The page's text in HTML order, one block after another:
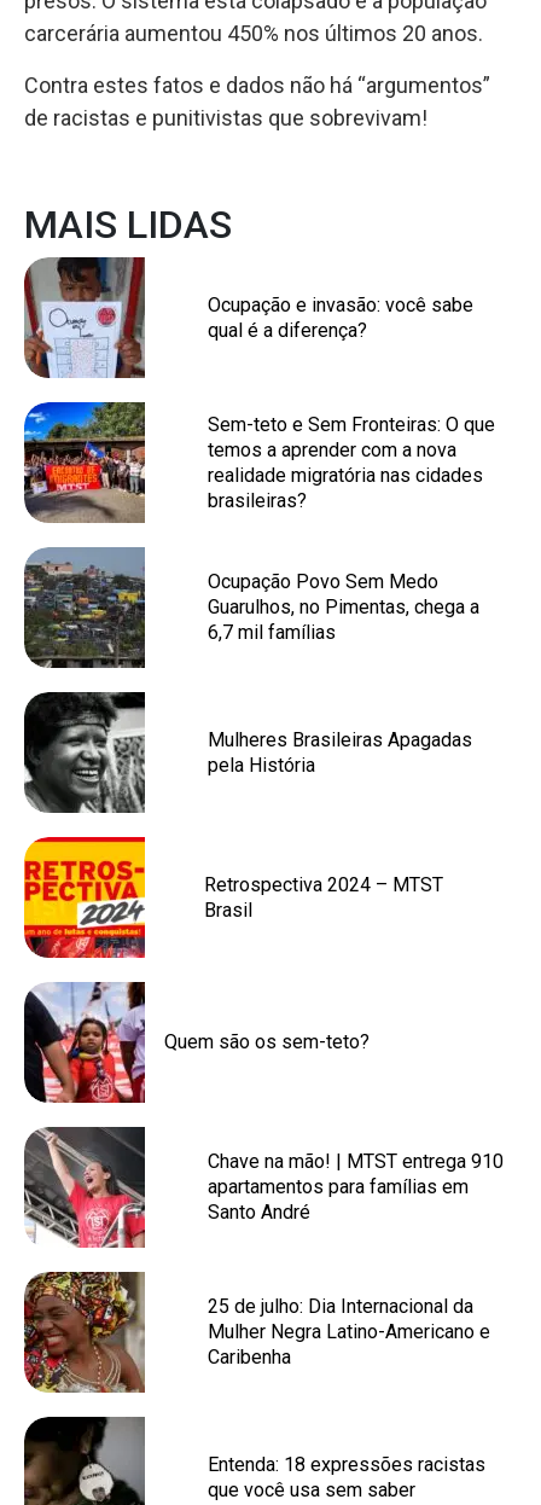
carcerária aumentou 450% nos últimos 20 anos.
Contra estes fatos e dados não há “argumentos”
de racistas e punitivistas que sobrevivam!
MAIS LIDAS
Ocupação e invasão: você sabe
qual é a diferença?
Sem-teto e Sem Fronteiras: O que
temos a aprender com a nova
realidade migratória nas cidades
brasileiras?
Ocupação Povo Sem Medo
Guarulhos, no Pimentas, chega a
6,7 mil famílias
Mulheres Brasileiras Apagadas
pela História
Retrospectiva 2024 – MTST
Brasil
Quem são os sem-teto?
Chave na mão! | MTST entrega 910
apartamentos para famílias em
Santo André
25 de julho: Dia Internacional da
Mulher Negra Latino-Americano e
Caribenha
Entenda: 18 expressões racistas
que você usa sem saber